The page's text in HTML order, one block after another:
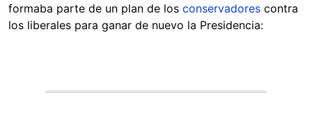
formaba parte de un plan de los conservadores contra
los liberales para ganar de nuevo la Presidencia: